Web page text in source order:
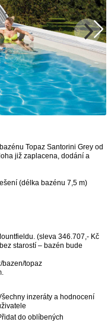
Topaz Santorini Grey od
již zaplacena, dodání a
(délka bazénu 7,5 m)
(sleva 346.707,- Kč
starostí – bazén bude
bazen/topaz
inzeráty a hodnocení
do oblíbených